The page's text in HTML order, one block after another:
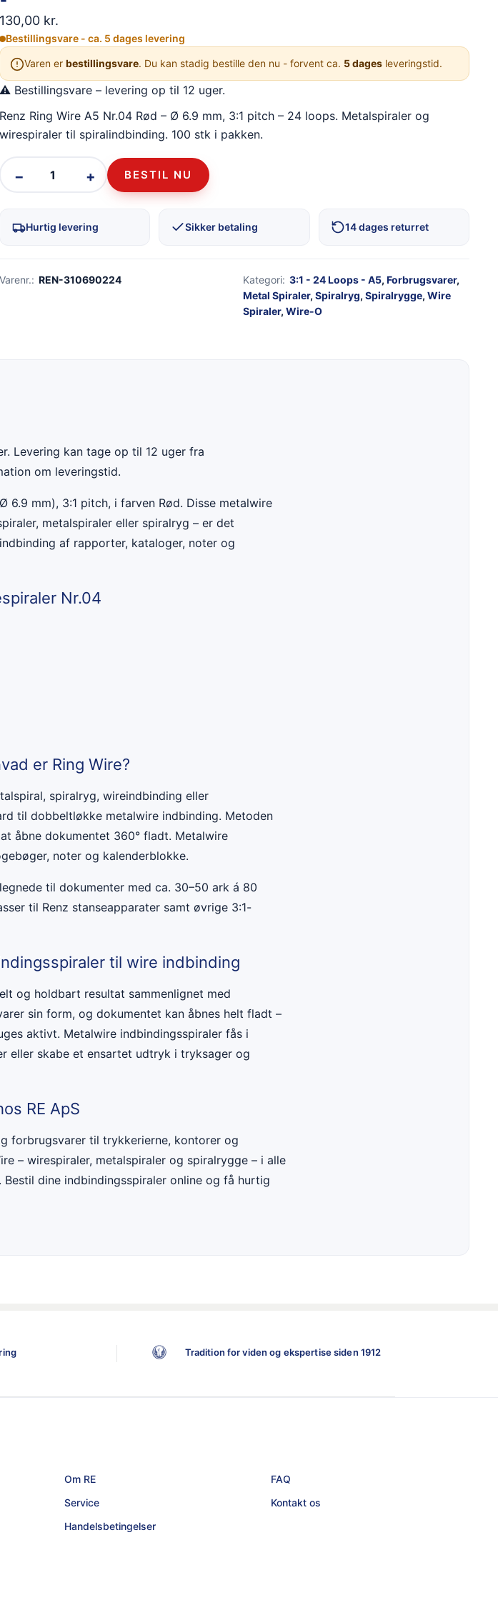
130,00 kr.
Bestillingsvare - ca. 5 dages levering
Varen er bestillingsvare. Du kan stadig bestille den nu - forvent ca. 5 dagesleveringstid.
⚠ Bestillingsvare – levering op til 12 uger.
Renz Ring Wire A5 Nr.04 Rød – Ø 6.9 mm, 3:1 pitch – 24 loops. Metalspiraler og
wirespiraler til spiralindbinding. 100 stk i pakken.
− + BESTIL NU
Hurtig levering Sikker betaling 14 dages returret
Varenr.: REN-310690224 Kategori: 3:1 - 24 Loops - A5, Forbrugsvarer,
Metal Spiraler, Spiralryg, Spiralrygge, Wire
Spiraler, Wire-O
Levering kan tage op til 12 uger fra
om leveringstid.
6.9 mm), 3:1 pitch, i farven Rød. Disse metalwire
metalspiraler eller spiralryg – er det
af rapporter, kataloger, noter og
Nr.04
er Ring Wire?
spiralryg, wireindbinding eller
til dobbeltløkke metalwire indbinding. Metoden
åbne dokumentet 360° fladt. Metalwire
noter og kalenderblokke.
til dokumenter med ca. 30–50 ark á 80
til Renz stanseapparater samt øvrige 3:1-
til wire indbinding
og holdbart resultat sammenlignet med
sin form, og dokumentet kan åbnes helt fladt –
aktivt. Metalwire indbindingsspiraler fås i
eller skabe et ensartet udtryk i tryksager og
RE ApS
forbrugsvarer til trykkerierne, kontorer og
– wirespiraler, metalspiraler og spiralrygge – i alle
dine indbindingsspiraler online og få hurtig
Tradition for viden og ekspertise siden 1912
Om RE
Service
Handelsbetingelser
FAQ
Kontakt os